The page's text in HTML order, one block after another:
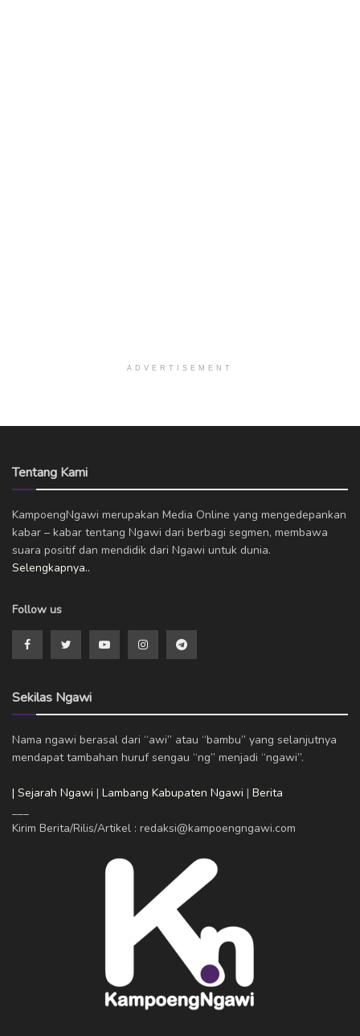
ADVERTISEMENT
Tentang Kami
KampoengNgawi merupakan Media Online yang mengedepankan
kabar – kabar tentang Ngawi dari berbagi segmen, membawa
suara positif dan mendidik dari Ngawi untuk dunia.
Selengkapnya..
Follow us
Sekilas Ngawi
Nama ngawi berasal dari “awi” atau “bambu” yang selanjutnya
mendapat tambahan huruf sengau “ng” menjadi “ngawi”.
| Sejarah Ngawi | Lambang Kabupaten Ngawi | Berita
___
Kirim Berita/Rilis/Artikel : redaksi@kampoengngawi.com